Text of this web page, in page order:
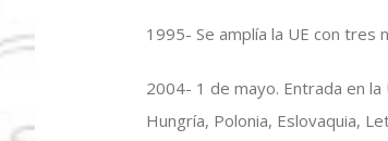
1995- Se amplía la UE con tres
2004- 1 de mayo. Entrada en
Hungría, Polonia, Eslovaquia,